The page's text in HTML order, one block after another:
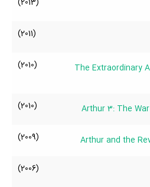
(2011)
The Extraordinary
(2010)
Arthur 3: The
(2010)
Arthur and the
(2009)
(2006)